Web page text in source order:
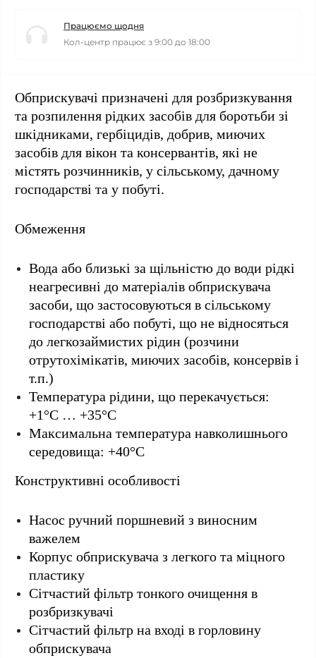
Працюємо щодня
Кол-центр працює з 9:00 до 18:00
Обприскувачі призначені для розбризкування
та розпилення рідких засобів для боротьби зі
шкідниками, гербіцидів, добрив, миючих
засобів для вікон та консервантів, які не
містять розчинників, у сільському, дачному
господарстві та у побуті.
Обмеження
Вода або близькі за щільністю до води рідкі
неагресивні до матеріалів обприскувача
засоби, що застосовуються в сільському
господарстві або побуті, що не відносяться
до легкозаймистих рідин (розчини
отрутохімікатів, миючих засобів, консервів і
т.п.)
Температура рідини, що перекачується:
+1°С … +35°С
Максимальна температура навколишнього
середовища: +40°С
Конструктивні особливості
Насос ручний поршневий з виносним
важелем
Корпус обприскувача з легкого та міцного
пластику
Сітчастий фільтр тонкого очищення в
розбризкувачі
Сітчастий фільтр на вході в горловину
обприскувача